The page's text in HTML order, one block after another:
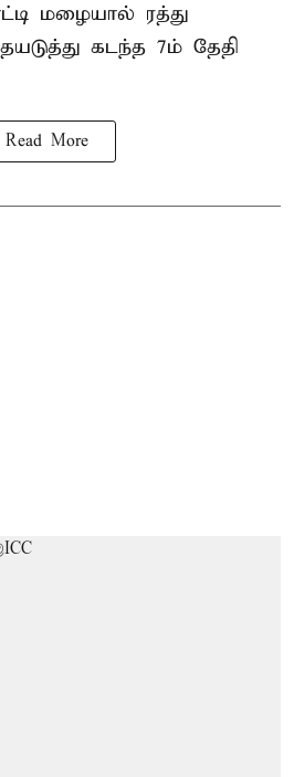
மழையால் ரத்து
கடந்த 7ம் தேதி
Read More